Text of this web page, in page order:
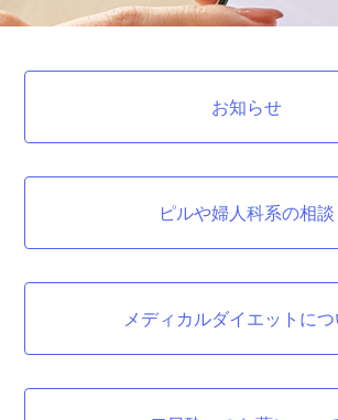
お知らせ
ピルや婦人科系の相談
メディカルダイエットにつ